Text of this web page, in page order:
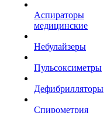
Аспираторы
медицинские
Небулайзеры
Пульсоксиметры
Дефибрилляторы
Спирометрия